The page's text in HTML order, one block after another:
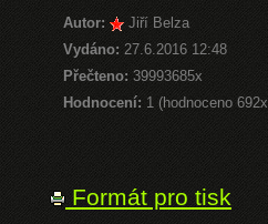
Autor:
Jiří Belza
Vydáno: 27.6.2016 12:48
Přečteno:39993685x
Hodnocení: 1 (hodnoceno
Formát pro tisk